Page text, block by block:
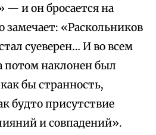
— и он бросается на
замечает: «Раскольников
суеверен… И во всем
потом наклонен был
бы странность,
будто присутствие
и совпадений».